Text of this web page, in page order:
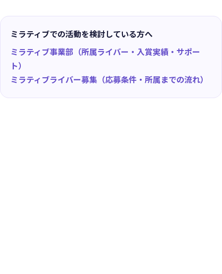
ミラティブでの活動を検討している方へ
ミラティブ事業部（所属ライバー・入賞実績・サポー
ト）
ミラティブライバー募集（応募条件・所属までの流れ）